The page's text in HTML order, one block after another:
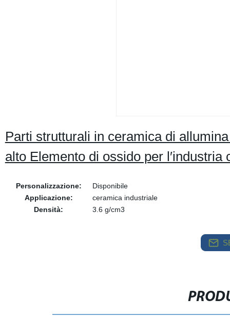
Parti strutturali in ceramica di
alto Elemento di ossido per l′industria
Personalizzazione:
Disponibile
Applicazione:
ceramica industriale
Densità:
3.6 g/cm3